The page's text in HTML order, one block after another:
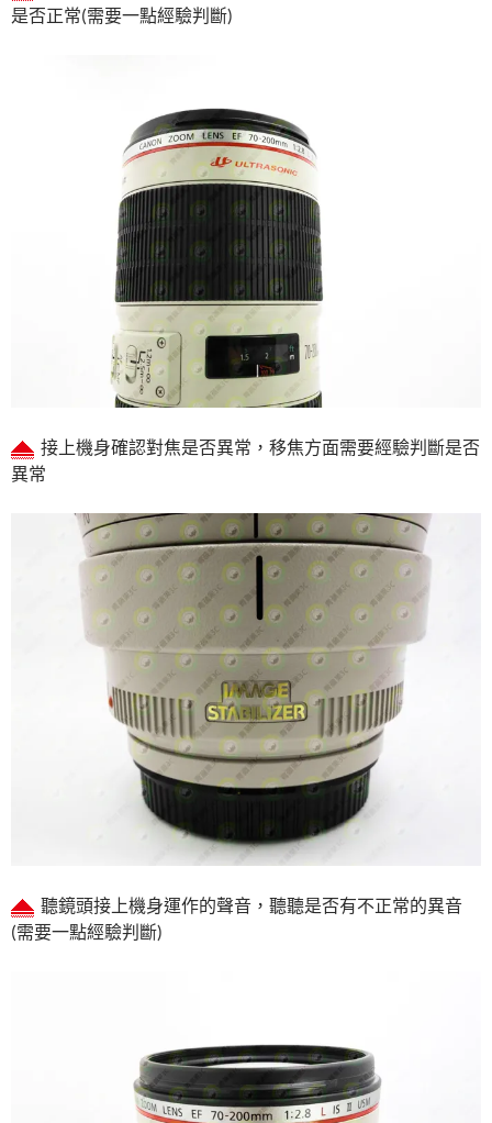
是否正常(需要一點經驗判斷)
接上機身確認對焦是否異常，移焦方面需要經驗判斷是否
異常
聽鏡頭接上機身運作的聲音，聽聽是否有不正常的異音
(需要一點經驗判斷)